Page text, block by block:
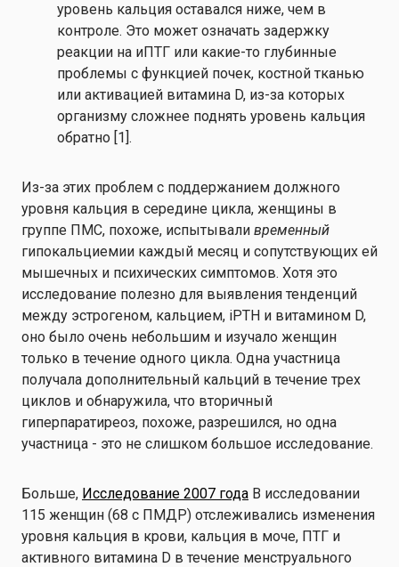
уровень кальция оставался ниже, чем в
контроле. Это может означать задержку
реакции на иПТГ или какие-то глубинные
проблемы с функцией почек, костной тканью
или активацией витамина D, из-за которых
организму сложнее поднять уровень кальция
обратно [1].
Из-за этих проблем с поддержанием должного
уровня кальция в середине цикла, женщины в
группе ПМС, похоже, испытывали временный
гипокальциемии каждый месяц и сопутствующих ей
мышечных и психических симптомов. Хотя это
исследование полезно для выявления тенденций
между эстрогеном, кальцием, iPTH и витамином D,
оно было очень небольшим и изучало женщин
только в течение одного цикла. Одна участница
получала дополнительный кальций в течение трех
циклов и обнаружила, что вторичный
гиперпаратиреоз, похоже, разрешился, но одна
участница - это не слишком большое исследование.
Больше, Исследование 2007 года В исследовании
115 женщин (68 с ПМДР) отслеживались изменения
уровня кальция в крови, кальция в моче, ПТГ и
активного витамина D в течение менструального